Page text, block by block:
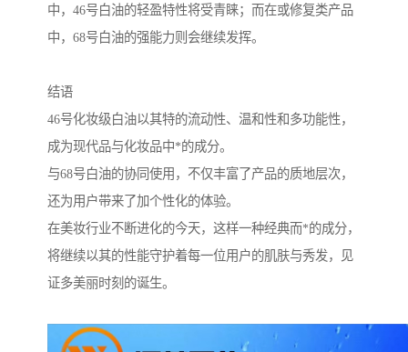
中，46号白油的轻盈特性将受青睐；而在或修复类产品
中，68号白油的强能力则会继续发挥。
结语
46号化妆级白油以其特的流动性、温和性和多功能性，
成为现代品与化妆品中*的成分。
与68号白油的协同使用，不仅丰富了产品的质地层次，
还为用户带来了加个性化的体验。
在美妆行业不断进化的今天，这样一种经典而*的成分，
将继续以其的性能守护着每一位用户的肌肤与秀发，见
证多美丽时刻的诞生。